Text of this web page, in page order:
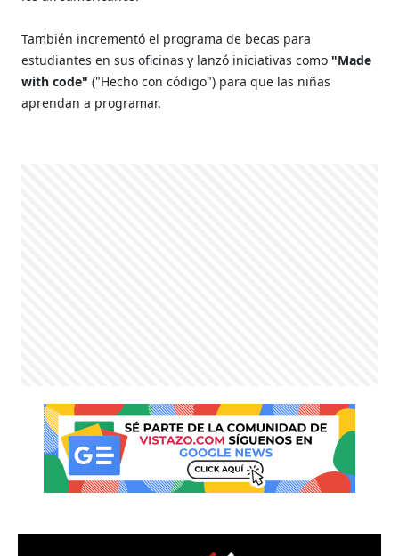
También incrementó el programa de becas para
estudiantes en sus oficinas y lanzó iniciativas como "Made
with code"("Hecho con código") para que las niñas
aprendan a programar.